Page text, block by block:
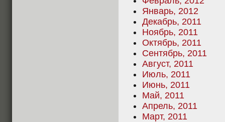
Январь, 2012
Декабрь, 2011
Ноябрь, 2011
Октябрь, 2011
Сентябрь, 2011
Август, 2011
Июль, 2011
Июнь, 2011
Май, 2011
Апрель, 2011
Март, 2011